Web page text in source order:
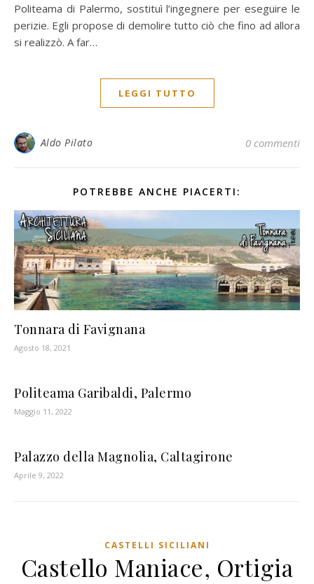
Politeama di Palermo, sostituì l’ingegnere per eseguire le
perizie. Egli propose di demolire tutto ciò che fino ad allora
si realizzò. A far…
LEGGI TUTTO
Aldo Pilato 0 commenti
POTREBBE ANCHE PIACERTI:
Tonnara di Favignana
Agosto 18, 2021
Politeama Garibaldi, Palermo
Maggio 11, 2022
Palazzo della Magnolia, Caltagirone
Aprile 9, 2022
CASTELLI SICILIANI
Castello Maniace, Ortigia